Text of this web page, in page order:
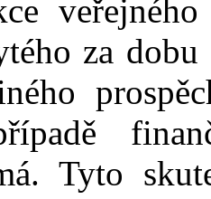
za
Tyto